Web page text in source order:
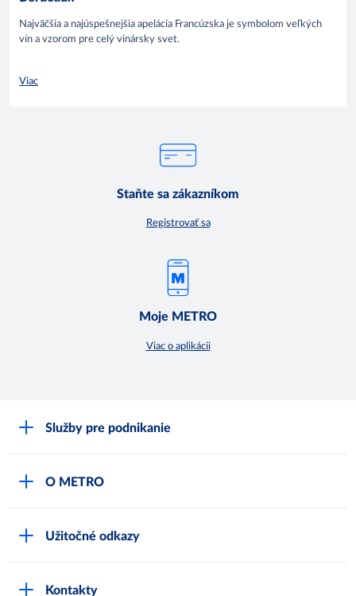
Najväčšia a najúspešnejšia apelácia Francúzska je symbolom veľkých
vín a vzorom pre celý vinársky svet.
Viac
Staňte sa zákazníkom
Registrovať sa
Moje METRO
Viac o aplikácii
Služby pre podnikanie
Track & trace
O METRO
Užitočné odkazy
Kontakty